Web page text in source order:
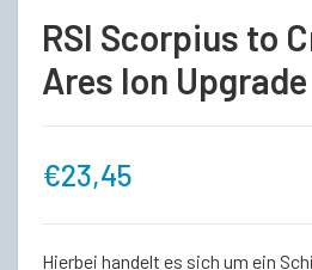
RSI Scorpius to
Ares Ion Upgrade
€23,45
Hierbei handelt es sich um ein